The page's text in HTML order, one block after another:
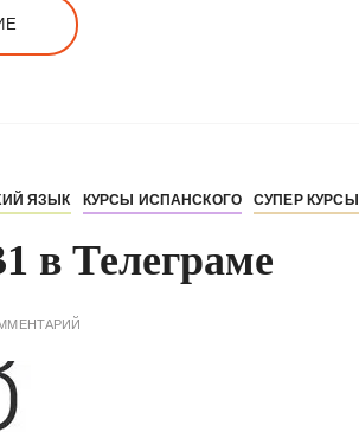
ЯЗЫК КУРСЫ ИСПАНСКОГО СУПЕР КУРСЫ
в Телеграме